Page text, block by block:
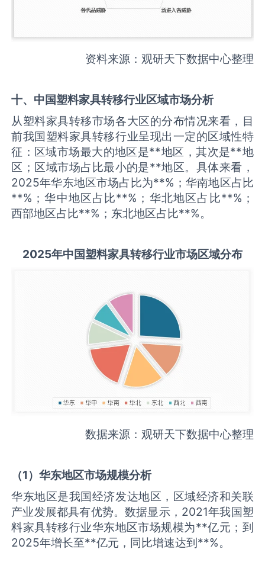
资料来源：观研天下数据中心整理
十、中国塑料家具转移行业区域市场分析
从塑料家具转移市场各大区的分布情况来看，目
前我国塑料家具转移行业呈现出一定的区域性特
征：区域市场最大的地区是**地区，其次是**地
区；区域市场占比最小的是**地区。具体来看，
2025年华东地区市场占比为**%；华南地区占比
**%；华中地区占比**%；华北地区占比**%；
西部地区占比**%；东北地区占比**%。
2025年中国塑料家具转移行业市场区域分布
数据来源：观研天下数据中心整理
（1）华东地区市场规模分析
华东地区是我国经济发达地区，区域经济和关联
产业发展都具有优势。数据显示，2021年我国塑
料家具转移行业华东地区市场规模为**亿元；到
2025年增长至**亿元，同比增速达到**%。